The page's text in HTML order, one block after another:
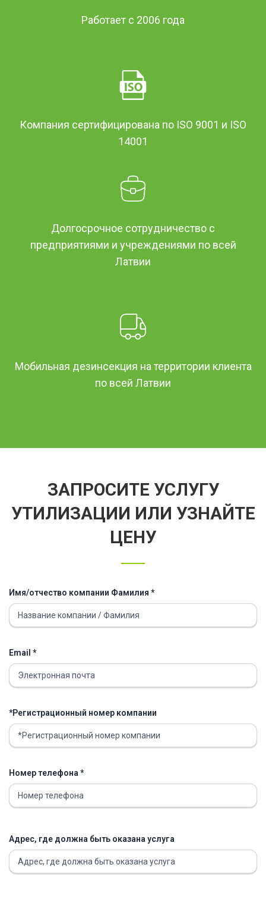
Работает с 2006 года
Компания сертифицирована по ISO 9001 и ISO
14001
Долгосрочное сотрудничество с
предприятиями и учреждениями по всей
Латвии
Мобильная дезинсекция на территории клиента
по всей Латвии
ЗАПРОСИТЕ УСЛУГУ
УТИЛИЗАЦИИ ИЛИ УЗНАЙТЕ
ЦЕНУ
Имя/отчество компании Фамилия *
Email *
*Регистрационный номер компании
Номер телефона *
Адрес, где должна быть оказана услуга